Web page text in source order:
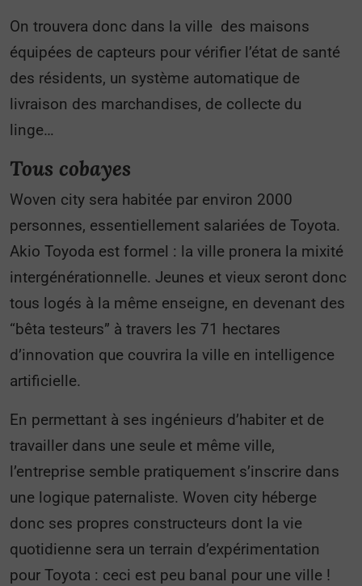
On trouvera donc dans la ville des maisons
équipées de capteurs pour vérifier l’état de santé
des résidents, un système automatique de
livraison des marchandises, de collecte du
linge…
Tous cobayes
Woven city sera habitée par environ 2000
personnes, essentiellement salariées de Toyota.
Akio Toyoda est formel : la ville pronera la mixité
intergénérationnelle. Jeunes et vieux seront donc
tous logés à la même enseigne, en devenant des
“bêta testeurs” à travers les 71 hectares
d’innovation que couvrira la ville en intelligence
artificielle.
En permettant à ses ingénieurs d’habiter et de
travailler dans une seule et même ville,
l’entreprise semble pratiquement s’inscrire dans
une logique paternaliste. Woven city héberge
donc ses propres constructeurs dont la vie
quotidienne sera un terrain d’expérimentation
pour Toyota : ceci est peu banal pour une ville !